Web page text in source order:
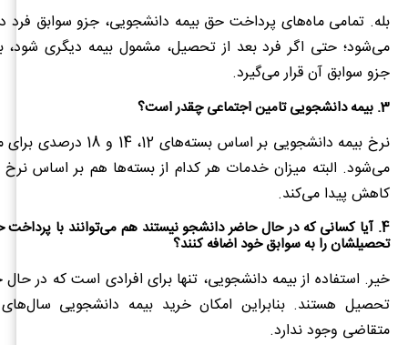
بله. تمامی ماه‌های پرداخت حق بیمه دانشجویی، جزو سوابق فرد
می‌شود؛ حتی اگر فرد بعد از تحصیل، مشمول بیمه دیگری شود،
جزو سوابق آن قرار می‌گیرد.
3. بیمه دانشجویی تامین اجتماعی چقدر است؟
نرخ بیمه دانشجویی بر اساس
می‌شود. البته میزان خدمات هر کدام از بسته‌ها هم بر اساس نرخ
کاهش پیدا می‌کند.
4. آیا کسانی که در حال حاضر دانشجو نیستند هم می‌توانند با
تحصیلشان را به سوابق خود اضافه کنند؟
خیر. استفاده از بیمه دانشجویی، تنها برای افرادی است که در
تحصیل هستند. بنابراین امکان خرید بیمه دانشجویی
متقاضی وجود ندارد.